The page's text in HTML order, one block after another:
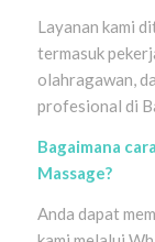
Layanan kami
termasuk
olahragawan,
profesional di
Bagaimana
Massage?
Anda dapat